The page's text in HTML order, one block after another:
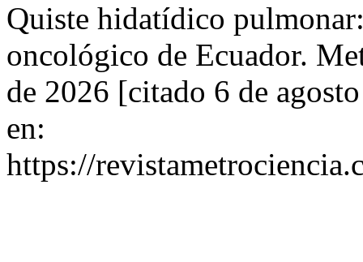
Quiste hidatídico
oncológico de Ecuador.
de 2026 [citado 6 de
en:
https://